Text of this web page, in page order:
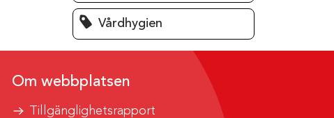
Vårdhygien
Om webbplatsen
Tillgänglighetsrapport